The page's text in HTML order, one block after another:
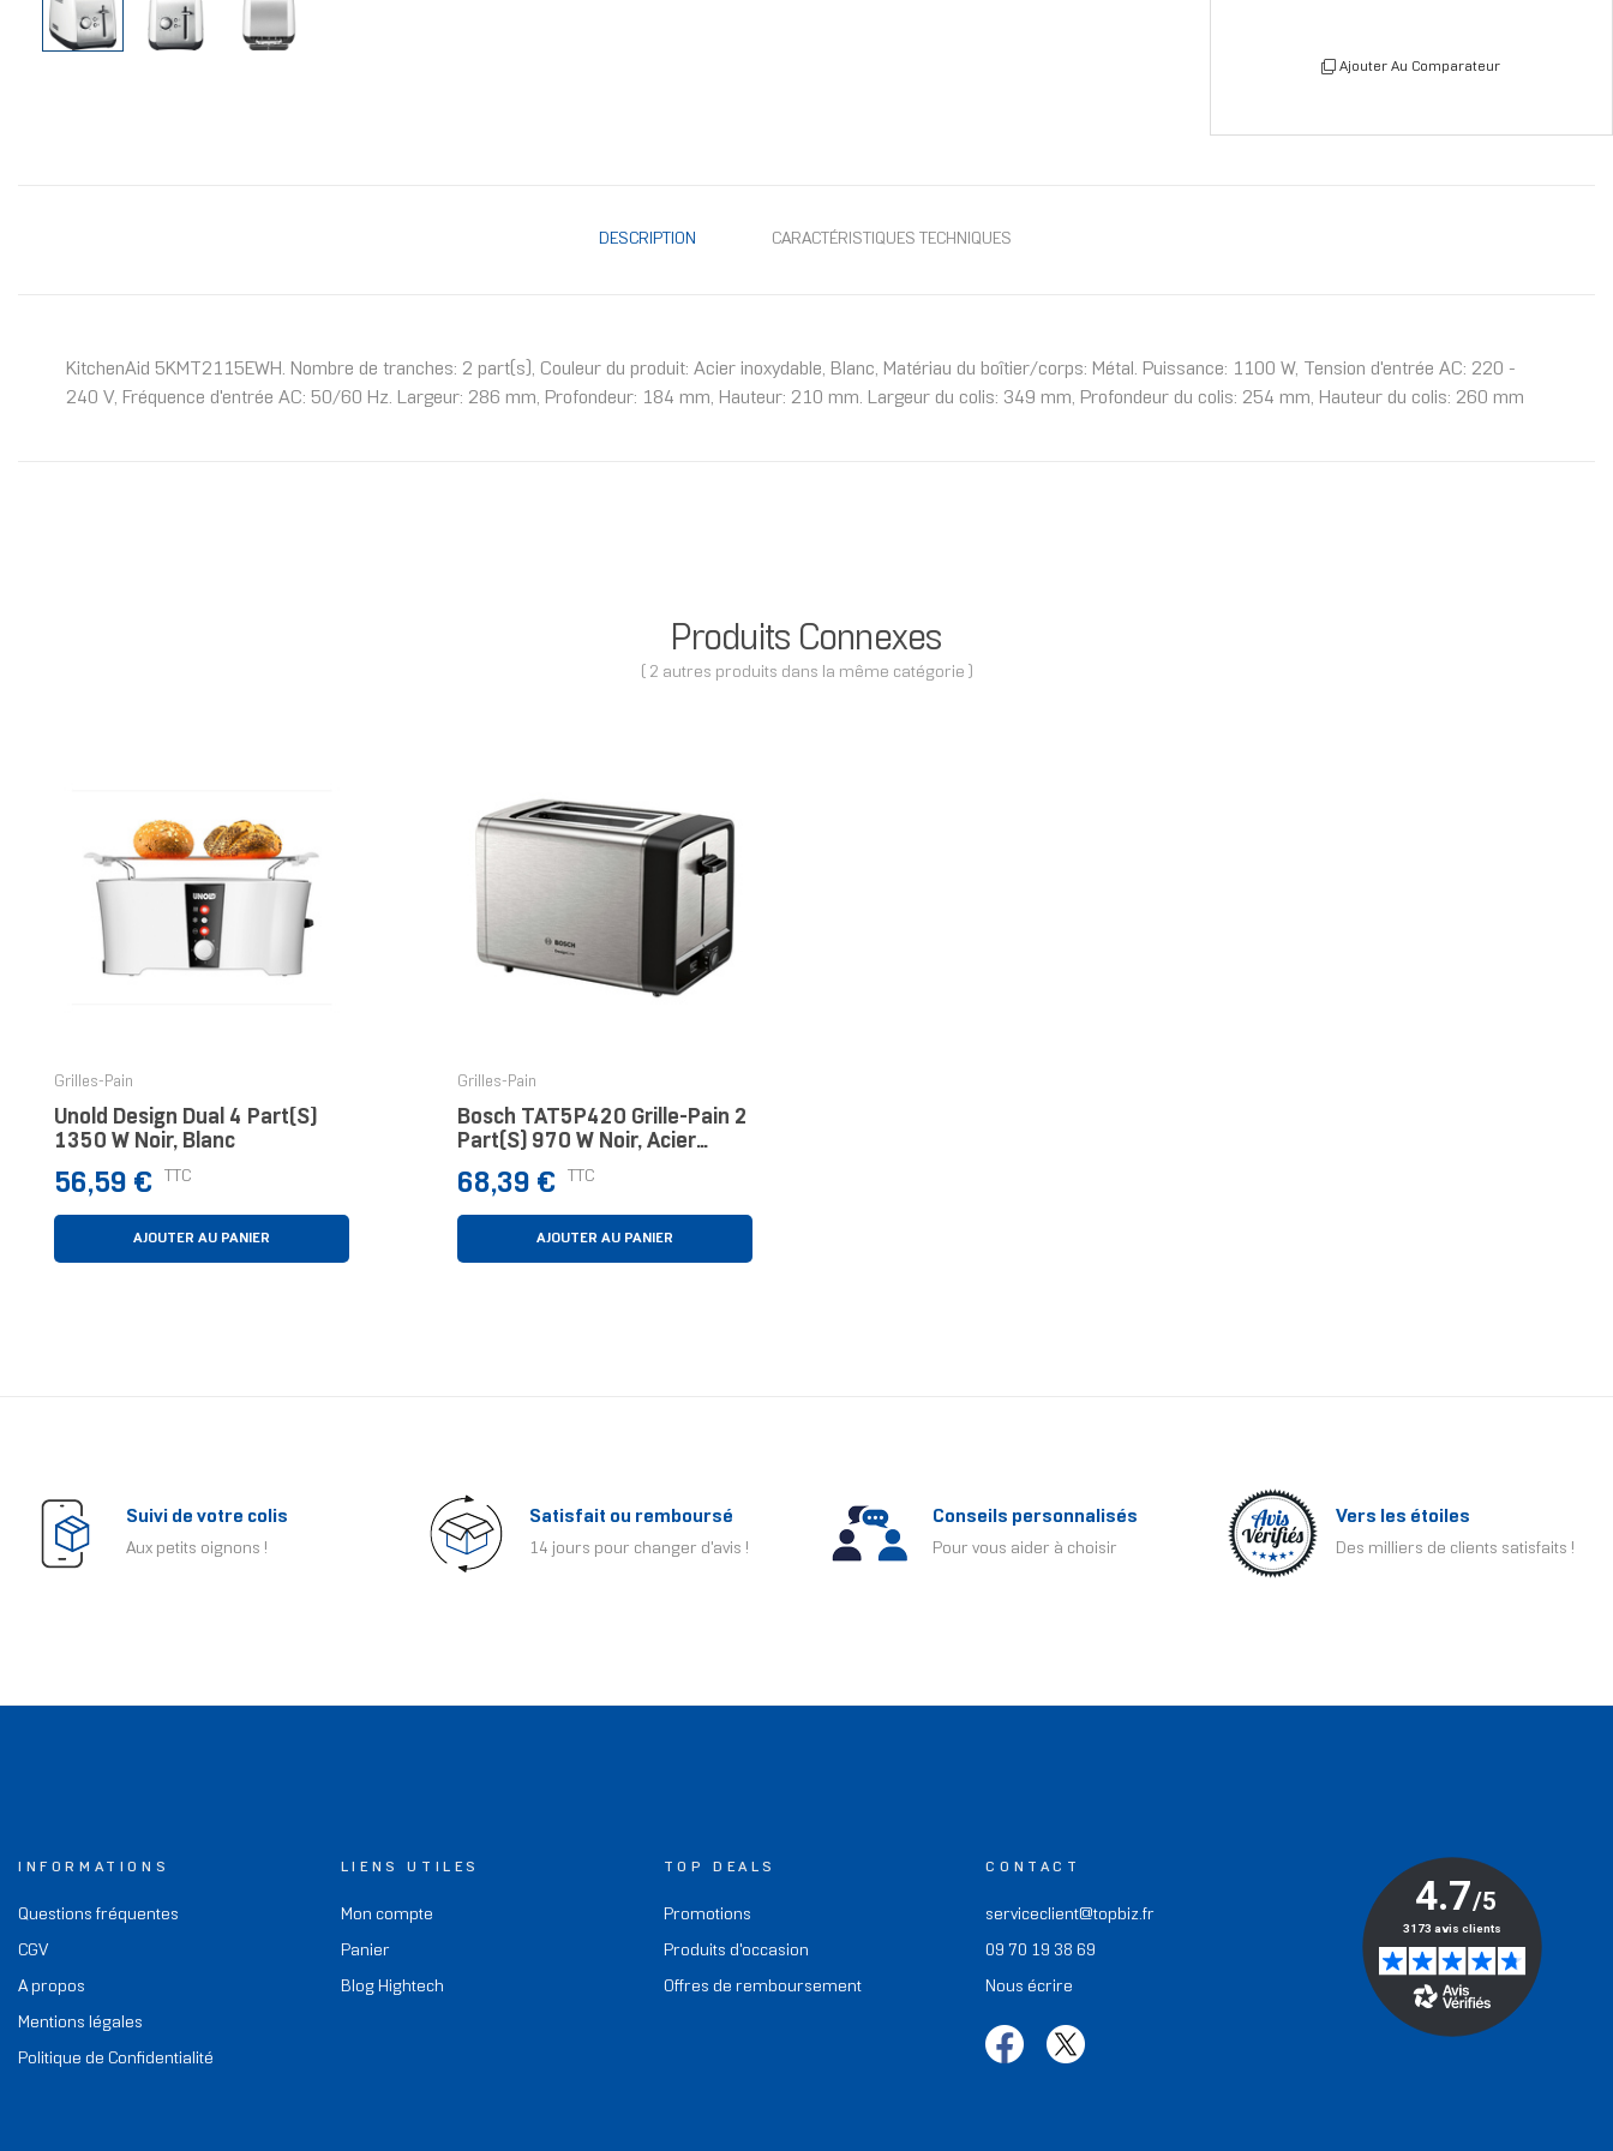
Ajouter Au Comparateur
DESCRIPTION CARACTÉRISTIQUES TECHNIQUES
KitchenAid 5KMT2115EWH. Nombre de tranches: 2 part(s), Couleur du produit: Acier inoxydable, Blanc, Matériau du boîtier/corps: Métal. Puissance: 1100 W, Tension d'entrée AC: 220 -
240 V, Fréquence d'entrée AC: 50/60 Hz. Largeur: 286 mm, Profondeur: 184 mm, Hauteur: 210 mm. Largeur du colis: 349 mm, Profondeur du colis: 254 mm, Hauteur du colis: 260 mm
Produits Connexes
( 2 autres produits dans la même catégorie )
Grilles-Pain
Unold Design Dual 4 Part(s)
1350 W Noir, Blanc
Prix
56,59 € TTC
AJOUTER AU PANIER
Grilles-Pain
Bosch TAT5P420 Grille-Pain 2
Part(s) 970 W Noir, Acier
Prix
68,39 € TTC
AJOUTER AU PANIER
Suivi de votre colis
Aux petits oignons !
Satisfait ou remboursé
14 jours pour changer d'avis !
Conseils personnalisés
Pour vous aider à choisir
Vers les étoiles
Des milliers de clients satisfaits !
INFORMATIONS
Questions fréquentes
CGV
A propos
Mentions légales
Politique de Confidentialité
LIENS UTILES
Mon compte
Panier
Blog Hightech
TOP DEALS
Promotions
Produits d'occasion
Offres de remboursement
CONTACT
serviceclient@topbiz.fr
09 70 19 38 69
Nous écrire